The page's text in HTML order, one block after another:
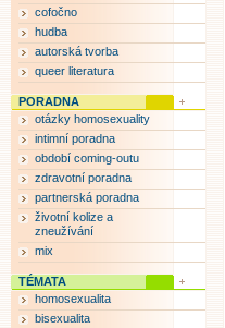
cofočno
hudba
autorská tvorba
queer literatura
PORADNA
otázky homosexuality
intimní poradna
období coming-outu
zdravotní poradna
partnerská poradna
životní kolize a
zneužívání
mix
TÉMATA
homosexualita
bisexualita